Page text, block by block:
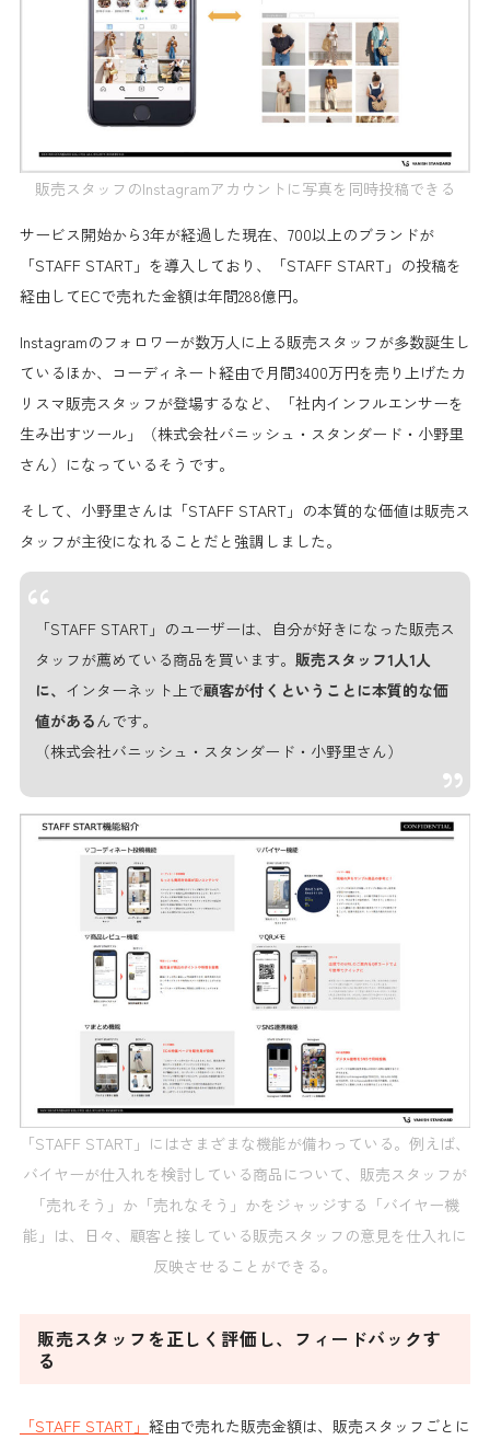
販売スタッフのInstagramアカウントに写真を同時投稿できる
サービス開始から3年が経過した現在、 700以上のブランドが
「STAFF START」を導入 しており、「STAFF START」の投稿を
経由してECで売れた金額は年間288億円。
Instagramのフォロワーが数万人に上る販売スタッフが多数誕生 し
ているほか、コーディネート経由で月間3400万円を売り上げたカ
リスマ販売スタッフが登場するなど、
「社内インフルエンサーを
生み出すツール」
（株式会社バニッシュ・スタンダード・小野里
さん）になっているそうです。
そして、小野里さんは「STAFF START」の本質的な価値は販売ス
タッフが主役になれること だと強調しました。
「STAFF START」のユーザーは、自分が好きになった販売ス
タッフが薦めている商品を買います。 販売スタッフ1人1人
に、 インターネット上で顧客が付くということに本質的な価
値があるんです。
（株式会社バニッシュ・スタンダード・小野里さん）
「STAFF START」にはさまざまな機能が備わっている。例えば、
バイヤーが仕入れを検討している商品について、販売スタッフが
「売れそう」か「売れなそう」かをジャッジする「バイヤー機
能」は、日々、顧客と接している販売スタッフの意見を仕入れに
反映させることができる。
販売スタッフを正しく評価し、フィードバックす
る
「STAFF START」 経由で売れた販売金額は、販売スタッフごとに